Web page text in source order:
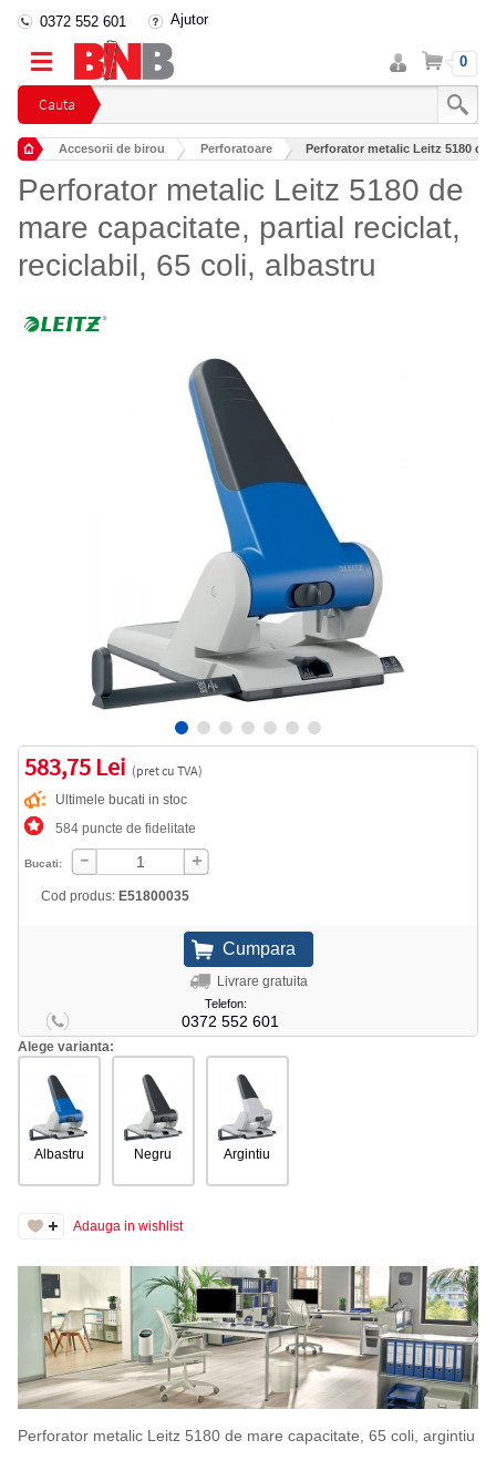
Cauta
0372 552 601 Ajutor
Intra
in
cont
Cos 0
Accesorii de birou Perforatoare Perforator metalic Leitz 5180 de
Perforator metalic Leitz 5180 de
mare capacitate, partial reciclat,
reciclabil, 65 coli, albastru
583,75 Lei (pret cu TVA)
Ultimele bucati in stoc
584 puncte de fidelitate
Bucati:
Cod produs: E51800035
Livrare gratuita
Telefon:
0372 552 601
Alege varianta:
Albastru Negru Argintiu
Adauga in wishlist
Perforator metalic Leitz 5180 de mare capacitate, 65 coli, argintiu